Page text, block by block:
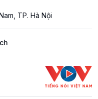
TP. Hà Nội